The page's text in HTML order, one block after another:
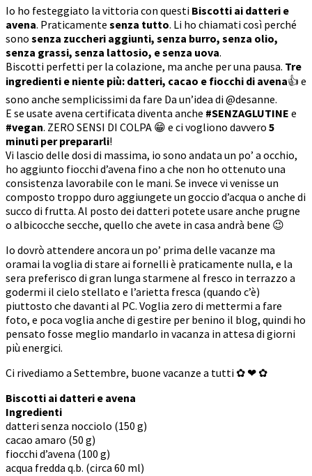
Io ho festeggiato la vittoria con questi Biscotti ai datteri e
avena. Praticamente senza tutto. Li ho chiamati così perché
sono senza zuccheri aggiunti, senza burro, senza olio,
senza grassi, senza lattosio, e senza uova.
Biscotti perfetti per la colazione, ma anche per una pausa. Tre
ingredienti e niente più: datteri, cacao e fiocchi di avena👍 e
sono anche semplicissimi da fare Da un’idea di @desanne.
E se usate avena certificata diventa anche #SENZAGLUTINE e
#vegan. ZERO SENSI DI COLPA 😁 e ci vogliono davvero 5
minuti per prepararli!
Vi lascio delle dosi di massima, io sono andata un po’ a occhio,
ho aggiunto fiocchi d’avena fino a che non ho ottenuto una
consistenza lavorabile con le mani. Se invece vi venisse un
composto troppo duro aggiungete un goccio d’acqua o anche di
succo di frutta. Al posto dei datteri potete usare anche prugne
o albicocche secche, quello che avete in casa andrà bene 😉
Io dovrò attendere ancora un po’ prima delle vacanze ma
oramai la voglia di stare ai fornelli è praticamente nulla, e la
sera preferisco di gran lunga starmene al fresco in terrazzo a
godermi il cielo stellato e l’arietta fresca (quando c’è)
piuttosto che davanti al PC. Voglia zero di mettermi a fare
foto, e poca voglia anche di gestire per benino il blog, quindi ho
pensato fosse meglio mandarlo in vacanza in attesa di giorni
più energici.
Ci rivediamo a Settembre, buone vacanze a tutti ✿ ❤ ✿
Biscotti ai datteri e avena
Ingredienti
datteri senza nocciolo (150 g)
cacao amaro (50 g)
fiocchi d’avena (100 g)
acqua fredda q.b. (circa 60 ml)